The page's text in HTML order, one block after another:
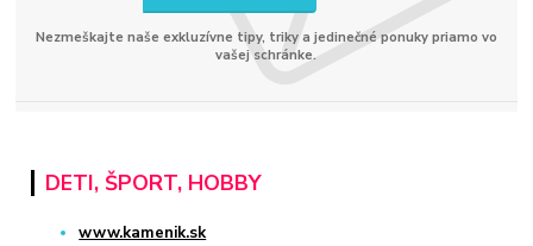
Nezmeškajte naše exkluzívne tipy, triky a jedinečné ponuky priamo vo
vašej schránke.
DETI, ŠPORT, HOBBY
www.kamenik.sk